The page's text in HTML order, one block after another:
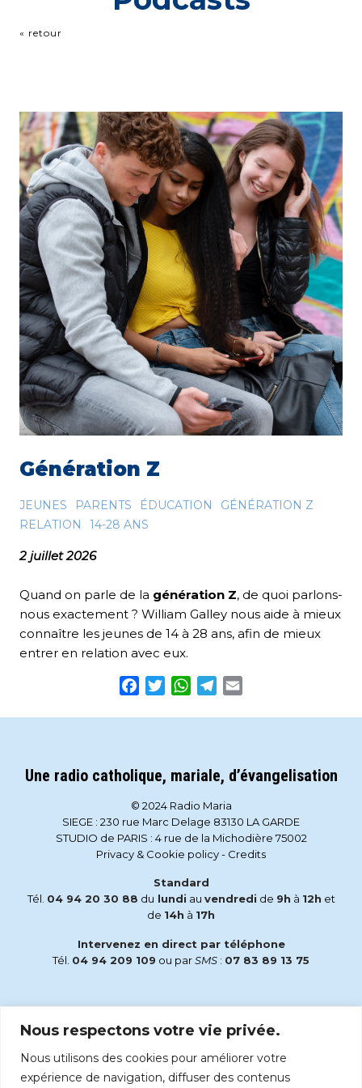
Nous respectons votre vie privée.
Nous utilisons des cookies pour améliorer votre
expérience de navigation, diffuser des contenus
« retour
Génération Z
JEUNES PARENTS ÉDUCATION
GÉNÉRATION Z
RELATION
14-28 ANS
2 juillet 2026
Quand on parle de la génération Z, de quoi parlons-
nous exactement ? William Galley nous aide à mieux
connaître les jeunes de 14 à 28 ans, afin de mieux
entrer en relation avec eux.
Facebook
TwitterWhatsApp
Telegram
Une radio catholique, mariale, d’évangelisation
© 2024 Radio Maria
SIEGE : 230 rue Marc Delage 83130 LA GARDE
STUDIO de PARIS : 4 rue de la Michodière 75002
Privacy & Cookie policy- Credits
Standard
Tél. 04 94 20 30 88 du lundi au vendredi de 9h à 12h et
de 14h à 17h
Intervenez en direct par téléphone
Tél. 04 94 209 109 ou parSMS : 07 83 89 13 75
accueil@radiomaria.fr
Écoutez Radio Maria sur :